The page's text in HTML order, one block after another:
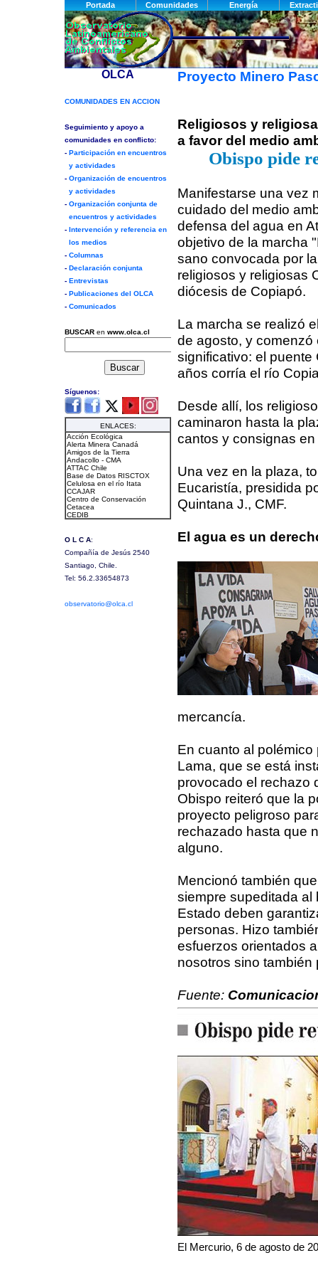
Proyecto Minero
Religiosos y
a favor del medio
Obispo pide
Manifestarse una vez
cuidado del medio
defensa del agua en
objetivo de la marcha
sano convocada por
religiosos y religiosas
diócesis de Copiapó.
La marcha se realizó
de agosto, y comenzó
significativo: el
años corría el río
Desde allí, los
caminaron hasta la
cantos y consignas
Una vez en la plaza,
Eucaristía, presidida
Quintana J., CMF.
El agua es un
mercancía.
En cuanto al
Lama, que se está
provocado el rechazo
Obispo reiteró que la
proyecto peligroso
rechazado hasta que
alguno.
Mencionó también
siempre supeditada al
Estado deben
personas. Hizo
esfuerzos orientados
nosotros sino
Fuente:
El Mercurio, 6 de agosto de